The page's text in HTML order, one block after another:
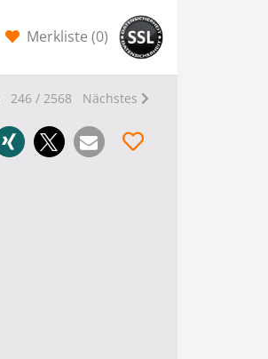
Merkliste (0)
246 / 2568 Nächstes